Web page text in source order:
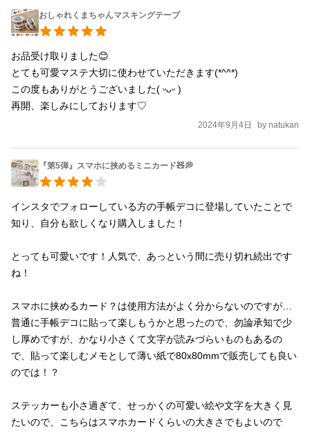
おしゃれくまちゃんマスキングテープ
お品受け取りました😊
とても可愛マステ大切に使わせていただきます(*^^*)
この度もありがとうございました( ᵕᴗᵕ )
再開、楽しみにしております♡
2024年9月4日 by natukan
『第5弾』スマホに挟めるミニカード🧸💭
インスタでフォローしている方の手帳デコに登場していたことで
知り、自分も欲しくなり購入しました！
とっても可愛いです！人気で、あっという間に売り切れ続出です
ね！
スマホに挟めるカード？は使用方法がよく分からないのですが…
普通に手帳デコに貼って楽しもうかと思ったので、勿論承知で少
し厚めですが、かなり小さくて文字が読みづらいものもあるの
で、貼って楽しむメモとして薄い紙で80x80mmで販売しても良い
のでは！？
ステッカーも小さ過ぎて、せっかくの可愛い絵や文字を大きく見
たいので、こちらはスマホカードくらいの大きさでもよいので